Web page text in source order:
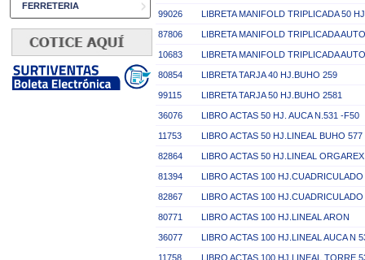
FERRETERIA
99026 LIBRETA MANIFOLD TRIPLICADA 50
87806 LIBRETA MANIFOLD TRIPLICADA
10683 LIBRETA MANIFOLD TRIPLICADA
80854 LIBRETA TARJA 40 HJ.BUHO 259
99115 LIBRETA TARJA 50 HJ.BUHO 2581
36076 LIBRO ACTAS 50 HJ. AUCA N.531 -F50
11753 LIBRO ACTAS 50 HJ.LINEAL BUHO 577
82864 LIBRO ACTAS 50 HJ.LINEAL
81394 LIBRO ACTAS 100
82867 LIBRO ACTAS 100
80771 LIBRO ACTAS 100 HJ.LINEAL ARON
36077 LIBRO ACTAS 100 HJ.LINEAL AUCA N
11758 LIBRO ACTAS 100 HJ.LINEAL TORRE